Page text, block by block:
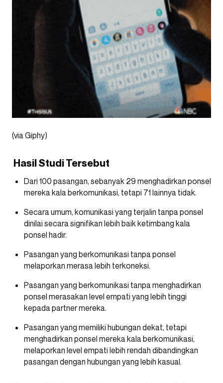
(via Giphy)
Hasil Studi Tersebut
Dari 100 pasangan, sebanyak 29 menghadirkan ponsel
mereka kala berkomunikasi, tetapi 71 lainnya tidak.
Secara umum, komunikasi yang terjalin tanpa ponsel
dinilai secara signifikan lebih baik ketimbang kala
ponsel hadir.
Pasangan yang berkomunikasi tanpa ponsel
melaporkan merasa lebih terkoneksi.
Pasangan yang berkomunikasi tanpa menghadirkan
ponsel merasakan level empati yang lebih tinggi
kepada partner mereka.
Pasangan yang memiliki hubungan dekat, tetapi
menghadirkan ponsel mereka kala berkomunikasi,
melaporkan level empati lebih rendah dibandingkan
pasangan dengan hubungan yang lebih kasual.